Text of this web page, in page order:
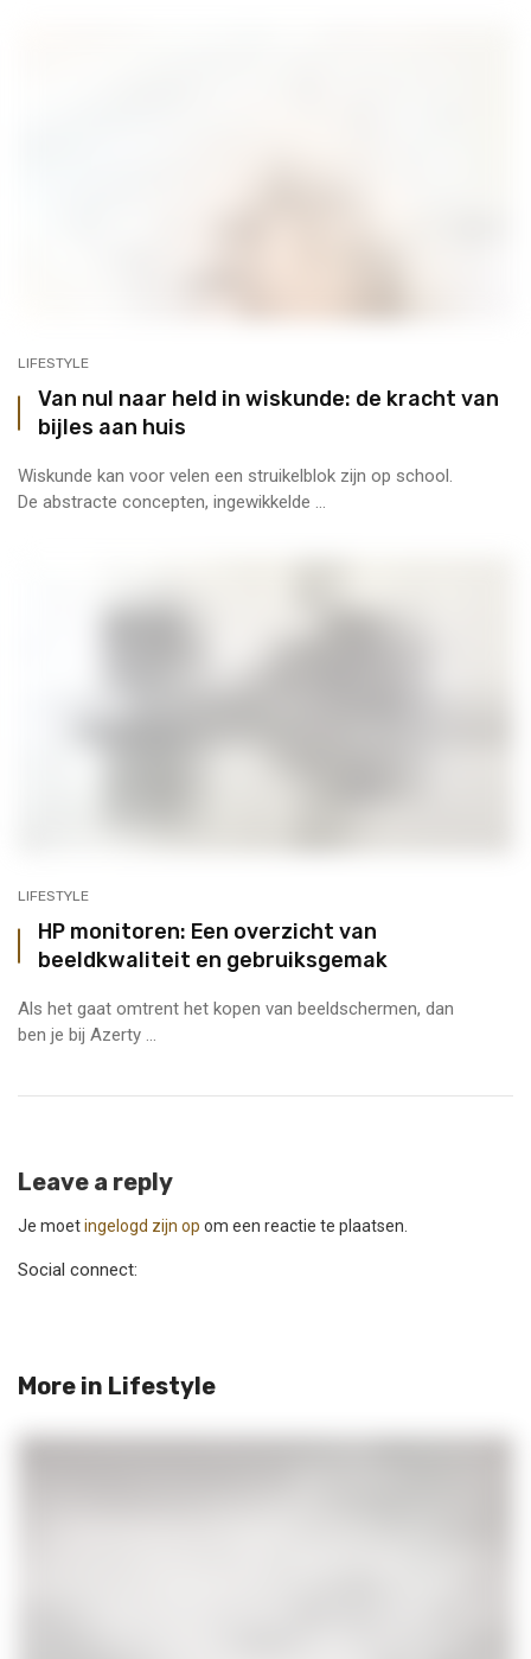
LIFESTYLE
Van nul naar held in wiskunde: de kracht van
bijles aan huis
Wiskunde kan voor velen een struikelblok zijn op school.
De abstracte concepten, ingewikkelde ...
LIFESTYLE
HP monitoren: Een overzicht van
beeldkwaliteit en gebruiksgemak
Als het gaat omtrent het kopen van beeldschermen, dan
ben je bij Azerty ...
Leave a reply
Je moetingelogd zijn op om een reactie te plaatsen.
Social connect:
More in Lifestyle